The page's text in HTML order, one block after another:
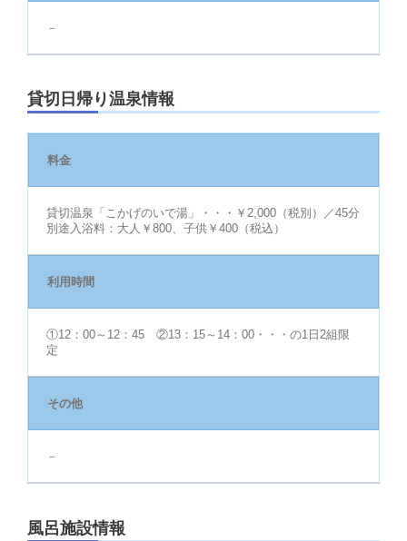
－
貸切日帰り温泉情報
料金
貸切温泉「こかげのいで湯」・・・￥2,000（税別）／45分
別途入浴料：大人￥800、子供￥400（税込）
利用時間
①12：00～12：45 ②13：15～14：00・・・の1日2組限
定
その他
－
風呂施設情報